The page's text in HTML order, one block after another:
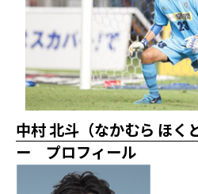
中村 北斗（なかむら ほく
ー プロフィール